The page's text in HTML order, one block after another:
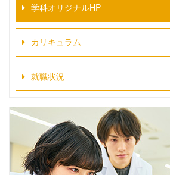
学科オリジナルHP
カリキュラム
就職状況